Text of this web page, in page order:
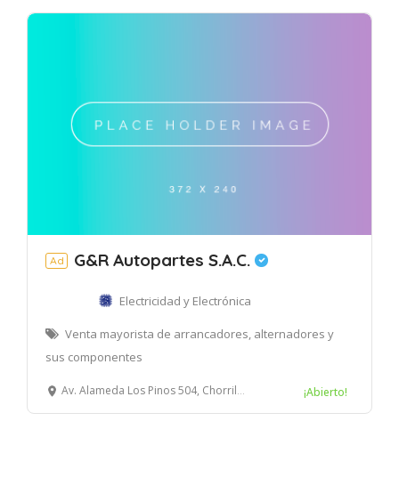
Ad G&R Autopartes S.A.C.
Electricidad y Electrónica
Venta mayorista de arrancadores, alternadores y
sus componentes
Av. Alameda Los Pinos 504, Chorrillos, Lima, Perú ¡Abierto!